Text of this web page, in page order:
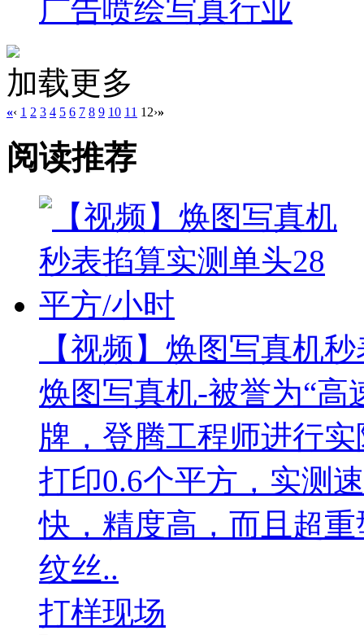
广告喷绘写真行业
加载更多
«‹ 1 2 3 4 5 6 7 8 9 10 11 12›»
阅读推荐
【视频】焕图写真机
焕图写真机-被誉为“高
牌，登腾工程师进行
打印0.6个平方，实测
快，精度高，而且超
纹丝..
打样现场